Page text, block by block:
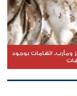
ومأرب.. اتهامات بوجود